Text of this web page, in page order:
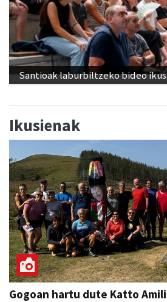
Santioak laburbiltzeko bideo
Ikusienak
Gogoan hartu dute Katto